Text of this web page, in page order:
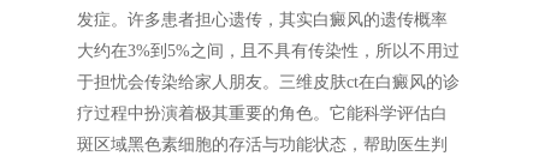
发症。许多患者担心遗传，其实白癜风的遗传概率
大约在3%到5%之间，且不具有传染性，所以不用过
于担忧会传染给家人朋友。三维皮肤ct在白癜风的诊
疗过程中扮演着极其重要的角色。它能科学评估白
斑区域黑色素细胞的存活与功能状态，帮助医生判